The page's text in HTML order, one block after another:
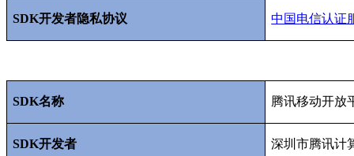
SDK开发者隐私协议 中国电信认证
SDK名称 腾讯移动开放
SDK开发者 深圳市腾讯计